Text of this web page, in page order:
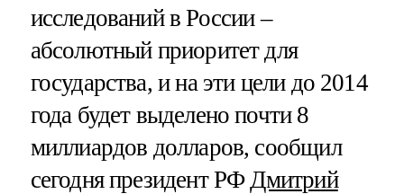
исследований в России –
абсолютный приоритет для
государства, и на эти цели до 2014
года будет выделено почти 8
миллиардов долларов, сообщил
сегодня президент РФ Дмитрий